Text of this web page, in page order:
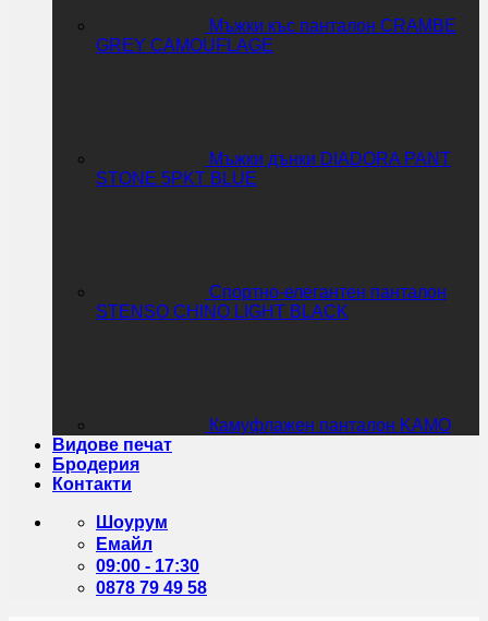
Мъжки къс панталон CRAMBE
GREY CAMOUFLAGE
Мъжки дънки DIADORA PANT
STONE 5PKT BLUE
Спортно-елегантен панталон
STENSO CHINO LIGHT BLACK
Камуфлажен панталон KAMO
Видове печат
Бродерия
Контакти
Шоурум
Емайл
09:00 - 17:30
0878 79 49 58